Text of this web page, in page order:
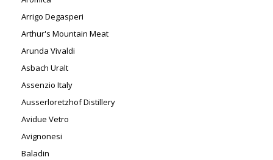
Arrigo Degasperi
Arthur's Mountain Meat
Arunda Vivaldi
Asbach Uralt
Assenzio Italy
Ausserloretzhof Distillery
Avidue Vetro
Avignonesi
Baladin